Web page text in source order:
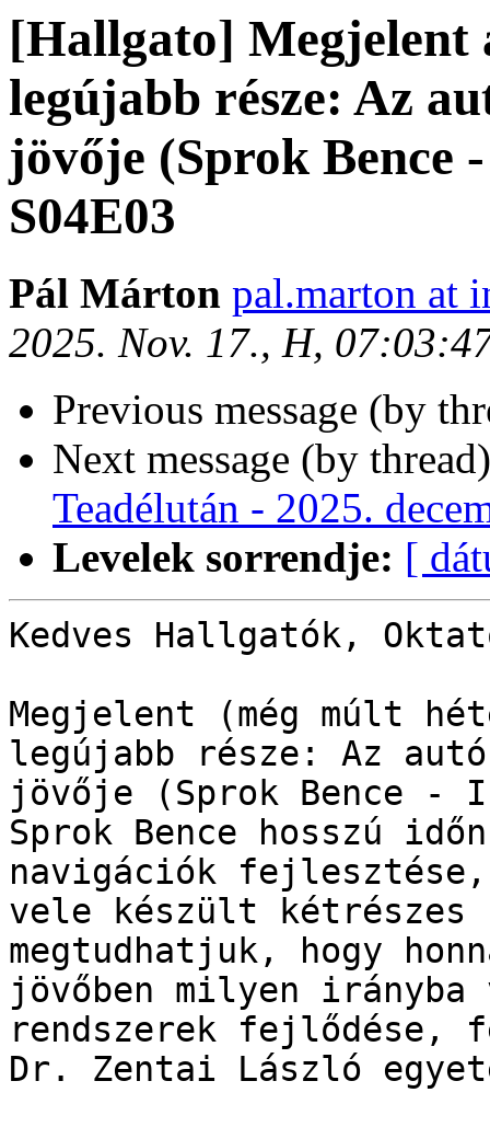
[Hallgato] Megjelent
legújabb része: Az
jövője (Sprok Bence
S04E03
Pál Márton pal.marton at
2025. Nov. 17., H,
Previous message (by
Next message (by
Teadélután - 2025.
Levelek sorrendje: [
Kedves Hallgatók,
Megjelent (még múlt
legújabb része: Az
jövője (Sprok Bence -
Sprok Bence hosszú
navigációk
vele készült kétrészes
megtudhatjuk, hogy
jövőben milyen
rendszerek fejlődése,
Dr. Zentai László